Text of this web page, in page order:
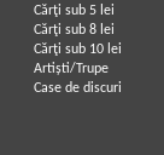
Cărţi sub 5 lei
Cărţi sub 8 lei
Cărţi sub 10 lei
Artiști/Trupe
Case de discuri